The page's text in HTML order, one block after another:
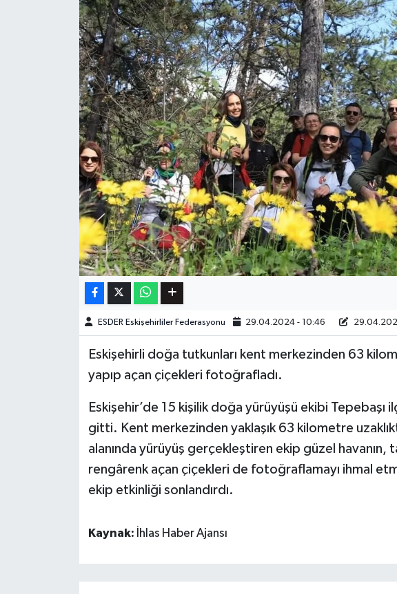
ESDER Eskişehirliler Federasyonu 29.04.2024 - 10:46
Eskişehirli doğa tutkunları kent merkezinden 63
yapıp açan çiçekleri fotoğrafladı.
Eskişehir’de 15 kişilik doğa yürüyüşü ekibi Tepebaşı
gitti. Kent merkezinden yaklaşık 63 kilometre
alanında yürüyüş gerçekleştiren ekip güzel havanın,
rengârenk açan çiçekleri de fotoğraflamayı ihmal
ekip etkinliği sonlandırdı.
Kaynak: İhlas Haber Ajansı